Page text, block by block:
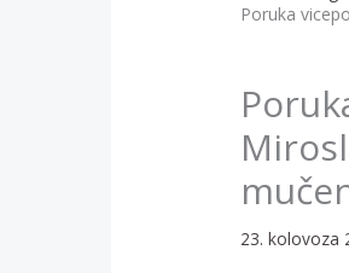
Poruka
23. kolovoza